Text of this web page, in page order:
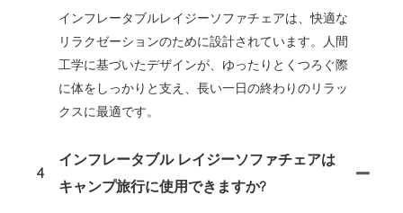
インフレータブルレイジーソファチェアは、快適な
リラクゼーションのために設計されています。人間
工学に基づいたデザインが、ゆったりとくつろぐ際
に体をしっかりと支え、長い一日の終わりのリラッ
クスに最適です。
4
インフレータブル レイジーソファチェアは
キャンプ旅行に使用できますか?